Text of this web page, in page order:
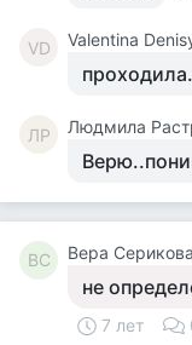
VD Valentina
ЛР Людмила
ВС Вера Серикова
не
7 лет